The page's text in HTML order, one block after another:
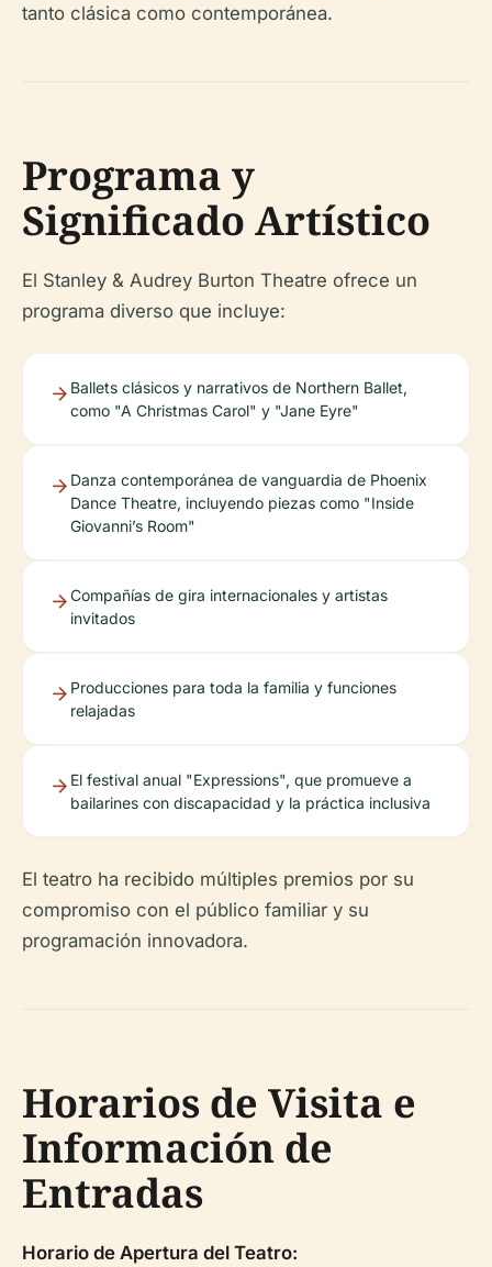
tanto clásica como contemporánea.
Programa y
Significado Artístico
El Stanley & Audrey Burton Theatre ofrece un
programa diverso que incluye:
Ballets clásicos y narrativos de Northern Ballet,
como "A Christmas Carol" y "Jane Eyre"
Danza contemporánea de vanguardia de Phoenix
Dance Theatre, incluyendo piezas como "Inside
Giovanni’s Room"
Compañías de gira internacionales y artistas
invitados
Producciones para toda la familia y funciones
relajadas
El festival anual "Expressions", que promueve a
bailarines con discapacidad y la práctica inclusiva
El teatro ha recibido múltiples premios por su
compromiso con el público familiar y su
programación innovadora.
Horarios de Visita e
Información de
Entradas
Horario de Apertura del Teatro: